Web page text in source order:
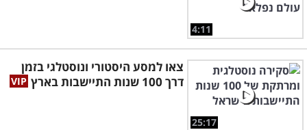
4:11
25:17
צאו למסע היסטורי ונוסטלגי בזמן
דרך 100 שנות התיישבות בארץ